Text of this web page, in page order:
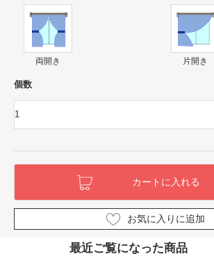
両開き 片開き
個数
お気に入りに追加
最近ご覧になった商品